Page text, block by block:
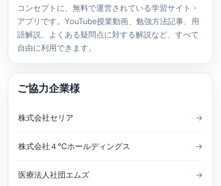
コンセプトに、無料で運営されている学習サイト・
アプリです。YouTube授業動画、勉強方法記事、用
語解説、よくある疑問点に対する解説など、すべて
自由に利用できます。
ご協力企業様
株式会社セリア →
株式会社４℃ホールディングス →
医療法人社団エムズ →